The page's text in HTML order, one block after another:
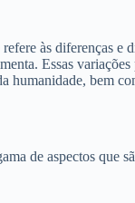
às diferenças e
Essas
humanidade, bem
de aspectos que